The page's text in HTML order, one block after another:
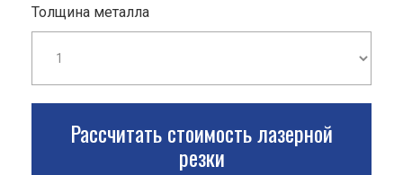
Толщина металла
Рассчитать стоимость лазерной
резки